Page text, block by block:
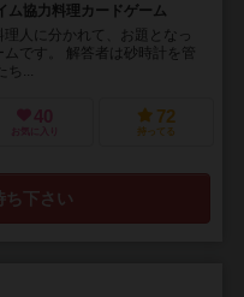
ム協力料理カードゲーム
人に分かれて、お題となっ
です。 解答者は砂時計を管
...
40
お気に入り
72
持ってる
ち下さい